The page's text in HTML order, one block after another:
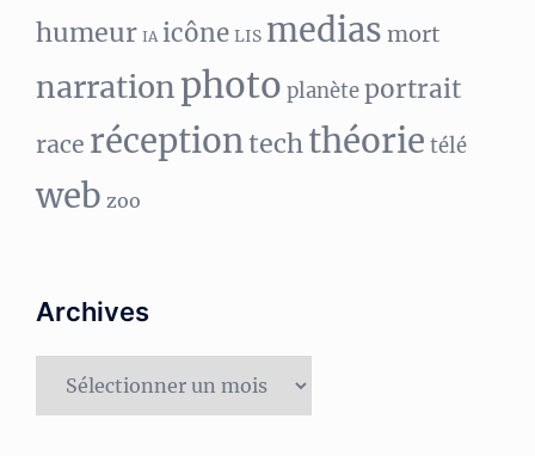
humeur IA icône LIS medias mort
narrationphoto planèteportrait
race réceptiontechthéorie télé
web zoo
Archives
Archives